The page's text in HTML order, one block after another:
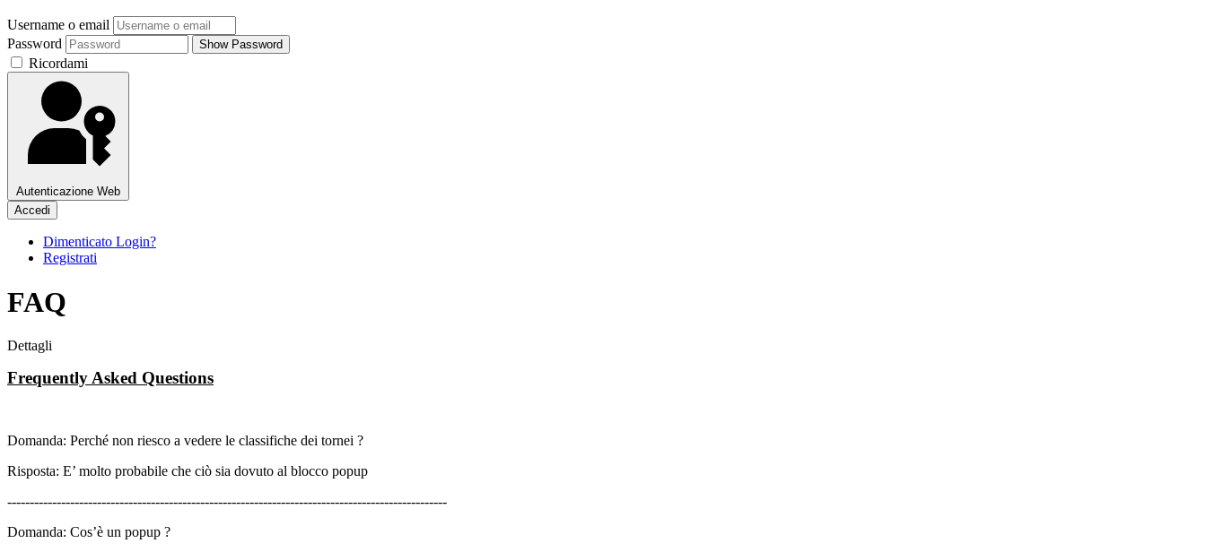
Username o email
Password
Show Password
Ricordami
Autenticazione Web
Accedi
Dimenticato Login?
Registrati
FAQ
Dettagli
Frequently Asked Questions
Domanda: Perché non riesco a vedere le classifiche dei tornei ?
Risposta: E’ molto probabile che ciò sia dovuto al blocco popup
--------------------------------------------------------------------------------------------------
Domanda: Cos’è un popup ?